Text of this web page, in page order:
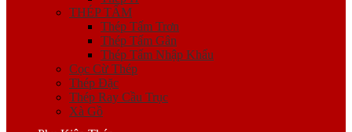
THÉP TẤM
Thép Tấm Trơn
Thép Tấm Gân
Thép Tấm Nhập Khẩu
Cọc Cừ Thép
Thép Đặc
Thép Ray Cầu Trục
Xà Gồ